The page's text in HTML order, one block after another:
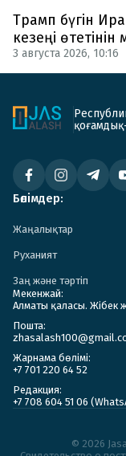
Трамп бүгін
кезеңі өтетінін
3 августа 2026, 10:16
Бөлімдер:
Жаңалықтар
Руханият
Заң және тәртіп
Мекенжай:
Алматы қаласы. Жібек
Пошта:
Жарнама бөлімі:
+7 701 220 64 52
Редакция:
+7 708 604 51 06
© 2026